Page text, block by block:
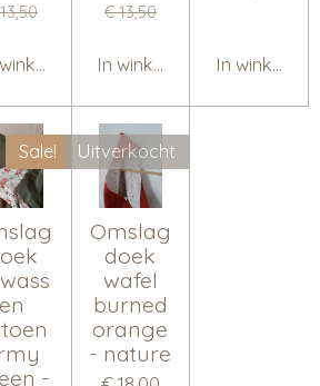
€ 13,50
In winkelwagenIn
Sale!
en
-
Uitverkocht
Omslag
doek
wafel
burned
orange
- nature